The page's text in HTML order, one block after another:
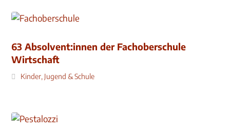
63 Absolvent:innen der Fachoberschule
Wirtschaft
Kinder, Jugend & Schule